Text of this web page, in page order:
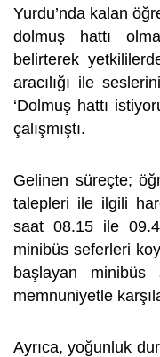
Yurdu’nda kalan
dolmuş hattı
belirterek
aracılığı ile
‘Dolmuş hattı
çalışmıştı.
Gelinen süreçte;
talepleri ile ilgili
saat 08.15 ile
minibüs seferleri
başlayan minibüs
memnuniyetle
Ayrıca, yoğunluk